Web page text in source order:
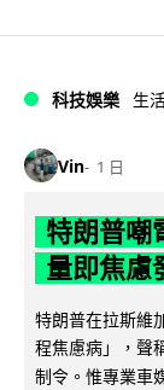
科技娛樂 生
Vin 1 日
特朗普嘲
量即焦慮
特朗普在拉斯維
程焦慮病」，聲
制令。惟專業車